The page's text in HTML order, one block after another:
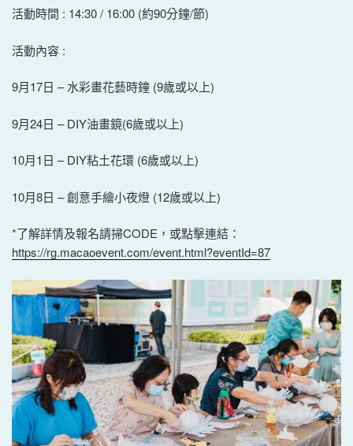
活動時間 : 14:30 / 16:00 (約90分鐘/節)
活動內容 :
9月17日 – 水彩畫花藝時鐘 (9歲或以上)
9月24日 – DIY油畫鏡(6歲或以上)
10月1日 – DIY粘土花環 (6歲或以上)
10月8日 – 創意手繪小夜燈 (12歲或以上)
*了解詳情及報名請掃CODE，或點擊連結：
https://rg.macaoevent.com/event.html?eventId=87